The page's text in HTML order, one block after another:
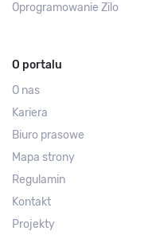
Oprogramowanie Zilo
O portalu
O nas
Kariera
Biuro prasowe
Mapa strony
Regulamin
Kontakt
Projekty